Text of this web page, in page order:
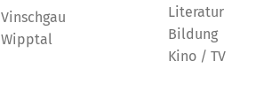
Vinschgau
Wipptal
Literatur
Bildung
Kino / TV